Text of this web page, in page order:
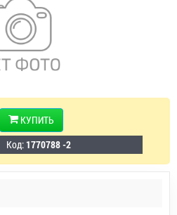
КУПИТЬ
Код: 1770788 -2